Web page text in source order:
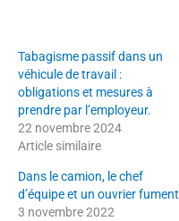
Tabagisme passif dans un
véhicule de travail :
obligations et mesures à
prendre par l’employeur.
22 novembre 2024
Article similaire
Dans le camion, le chef
d’équipe et un ouvrier fument
3 novembre 2022